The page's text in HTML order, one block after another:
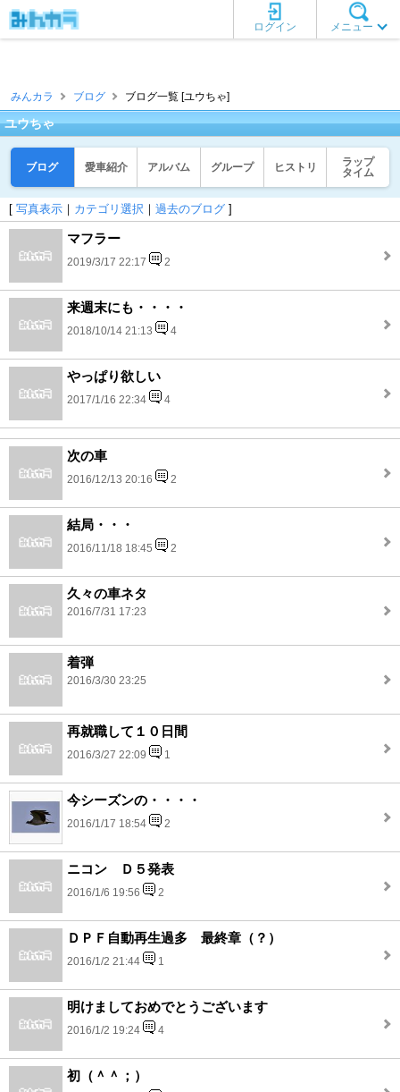
メニュー
ログイン
みんカラ ブログ ブログ一覧 [ユウちゃ]
ユウちゃ
ブログ 愛車紹介 アルバム グループ ヒストリ
ラップ
タイム
[ 写真表示 ｜ カテゴリ選択 ｜ 過去のブログ ]
マフラー
2019/3/17 22:17 2
来週末にも・・・・
2018/10/14 21:13 4
やっぱり欲しい
2017/1/16 22:34 4
次の車
2016/12/13 20:16 2
結局・・・
2016/11/18 18:45 2
久々の車ネタ
2016/7/31 17:23
着弾
2016/3/30 23:25
再就職して１０日間
2016/3/27 22:09 1
今シーズンの・・・・
2016/1/17 18:54 2
ニコン Ｄ５発表
2016/1/6 19:56 2
ＤＰＦ自動再生過多 最終章（？）
2016/1/2 21:44 1
明けましておめでとうございます
2016/1/2 19:24 4
初（＾＾；）